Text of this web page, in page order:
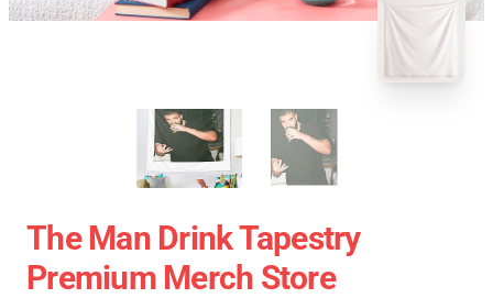
The Man Drink Tapestry
Premium Merch Store